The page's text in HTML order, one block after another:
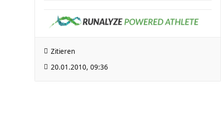
Zitieren
20.01.2010, 09:36